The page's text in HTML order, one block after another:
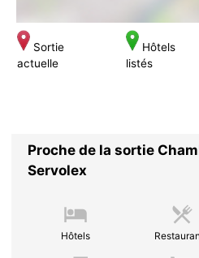
Sortie
actuelle
Hôtels
listés
Proche de la sortie
Servolex
Hôtels